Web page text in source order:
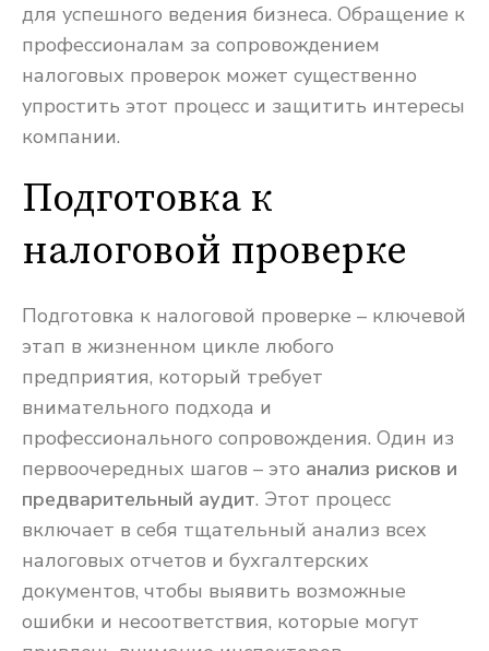
для успешного ведения бизнеса. Обращение к
профессионалам за сопровождением
налоговых проверок может существенно
упростить этот процесс и защитить интересы
компании.
Подготовка к
налоговой проверке
Подготовка к налоговой проверке – ключевой
этап в жизненном цикле любого
предприятия, который требует
внимательного подхода и
профессионального сопровождения. Один из
первоочередных шагов – это анализ рисков и
предварительный аудит. Этот процесс
включает в себя тщательный анализ всех
налоговых отчетов и бухгалтерских
документов, чтобы выявить возможные
ошибки и несоответствия, которые могут